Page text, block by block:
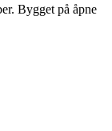
Bygget på åpne